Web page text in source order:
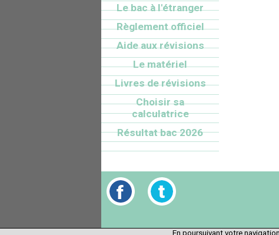
Le bac à l'étranger
Règlement officiel
Aide aux révisions
Le matériel
Livres de révisions
Choisir sa
calculatrice
Résultat bac 2026
En poursuivant votre